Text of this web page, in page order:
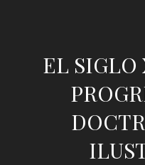
EL SIGLO